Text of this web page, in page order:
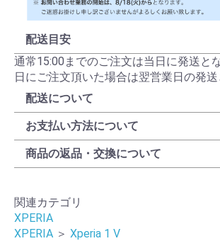
配送目安
通常15:00までのご注文は当日に発送と
日にご注文頂いた場合は翌営業日の発送
配送について
お支払い方法について
商品の返品・交換について
関連カテゴリ
XPERIA
XPERIA ＞ Xperia 1 V